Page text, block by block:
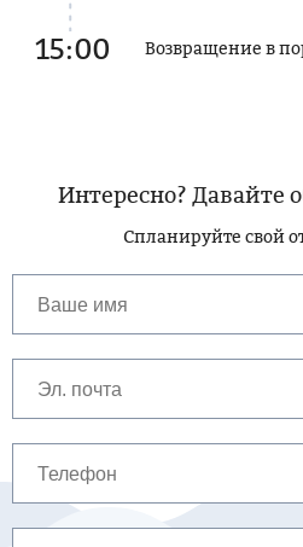
15:00 Возвращение в
Интересно? Давайте
Спланируйте свой